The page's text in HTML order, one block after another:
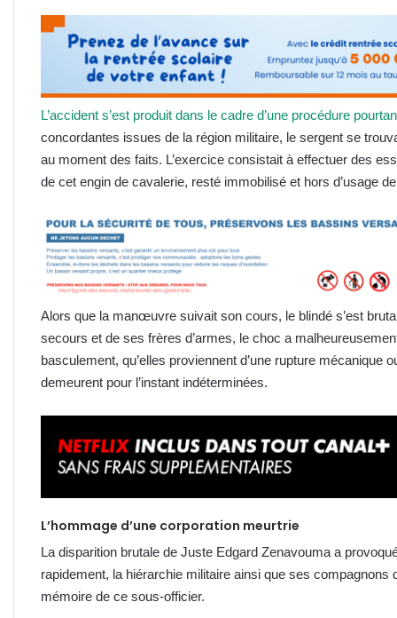
L’accident s’est produit dans le cadre d’une procédure
concordantes issues de la région militaire, le sergent se
au moment des faits. L’exercice consistait à effectuer des
de cet engin de cavalerie, resté immobilisé et hors d’usage
Alors que la manœuvre suivait son cours, le blindé s’est
secours et de ses frères d’armes, le choc a
basculement, qu’elles proviennent d’une rupture mécanique
demeurent pour l’instant indéterminées.
L’hommage d’une corporation meurtrie
La disparition brutale de Juste Edgard Zenavouma a
rapidement, la hiérarchie militaire ainsi que ses compagnons
mémoire de ce sous-officier.